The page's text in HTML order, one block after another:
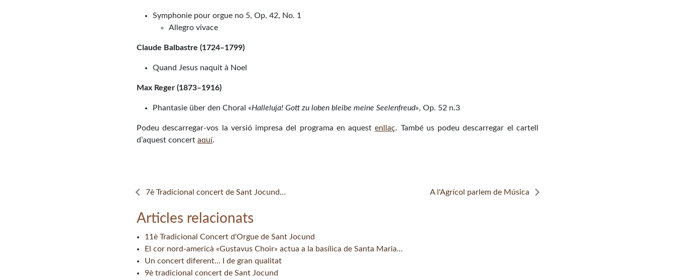
Symphonie pour orgue no 5, Op. 42, No. 1
Allegro vivace
Claude Balbastre (1724–1799)
Quand Jesus naquit à Noel
Max Reger (1873–1916)
Phantasie über den Choral «Halleluja! Gott zu loben bleibe meine Seelenfreud», Op. 52 n.3
Podeu descarregar-vos la versió impresa del programa en aquestenllaç. També us podeu descarregar el cartell
d’aquest concert aquí.
7è Tradicional concert de Sant Jocund... A l'Agrícol parlem de Música
Articles relacionats
11è Tradicional Concert d'Orgue de Sant Jocund
El cor nord-americà «Gustavus Choir» actua a la basílica de Santa Maria...
Un concert diferent... I de gran qualitat
9è tradicional concert de Sant Jocund